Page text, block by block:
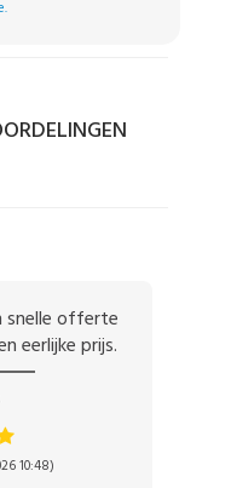
snelle offerte
eerlijke prijs.
10:48)